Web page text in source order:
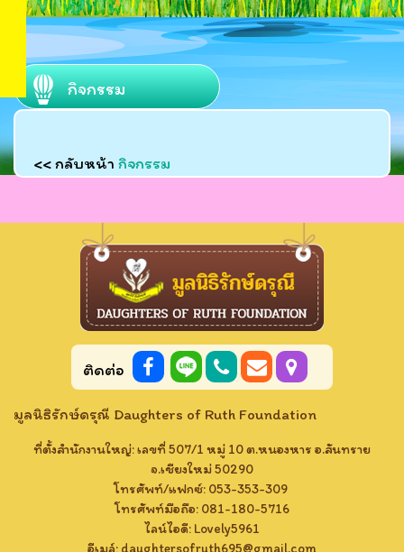
กิจกรรม
<< กลับหน้า กิจกรรม
ติดต่อ
มูลนิธิรักษ์ดรุณี Daughters of Ruth Foundation
ที่ตั้งสำนักงานใหญ่: เลขที่ 507/1 หมู่ 10 ต.หนองหาร อ.สันทราย
จ.เชียงใหม่ 50290
โทรศัพท์/แฟกซ์: 053-353-309
โทรศัพท์มือถือ: 081-180-5716
ไลน์ไอดี: Lovely​5961​
อีเมล์: daughtersofruth695@gmail.com